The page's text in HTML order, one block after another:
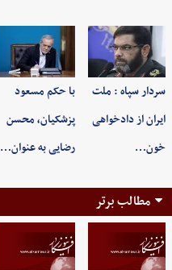
سردار سپاه : ملت
ایران از دادخواهی
خون…
با حکم مسعود
پزشکیان، محسن
رضایی به عنوان…
مطالب برتر